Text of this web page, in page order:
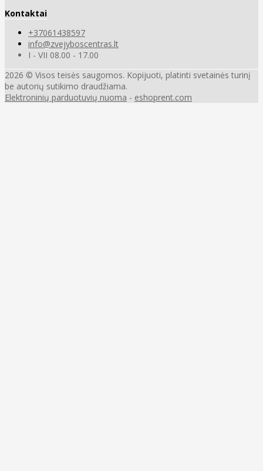
Kontaktai
+37061438597
info@zvejyboscentras.lt
I - VII 08.00 - 17.00
2026 © Visos teisės saugomos. Kopijuoti, platinti svetainės turinį
be autorių sutikimo draudžiama.
Elektroninių parduotuvių nuoma - eshoprent.com